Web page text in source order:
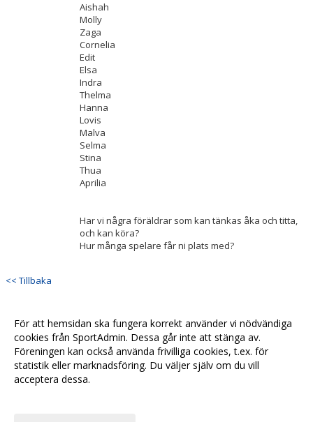
Aishah
Molly
Zaga
Cornelia
Edit
Elsa
Indra
Thelma
Hanna
Lovis
Malva
Selma
Stina
Thua
Aprilia
Har vi några föräldrar som kan tänkas åka och titta,
och kan köra?
Hur många spelare får ni plats med?
<< Tillbaka
För att hemsidan ska fungera korrekt använder vi nödvändiga
cookies från SportAdmin. Dessa går inte att stänga av.
Föreningen kan också använda frivilliga cookies, t.ex. för
statistik eller marknadsföring. Du väljer själv om du vill
acceptera dessa.